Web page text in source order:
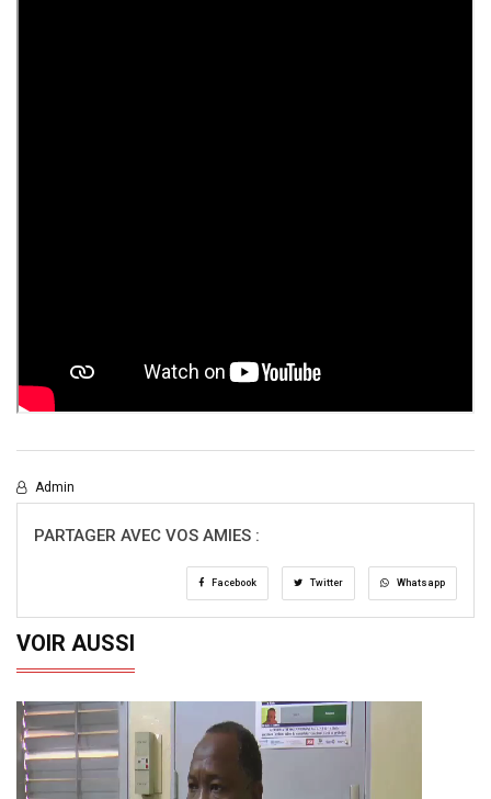
Admin
PARTAGER AVEC VOS AMIES :
Facebook Twitter Whatsapp
VOIR AUSSI